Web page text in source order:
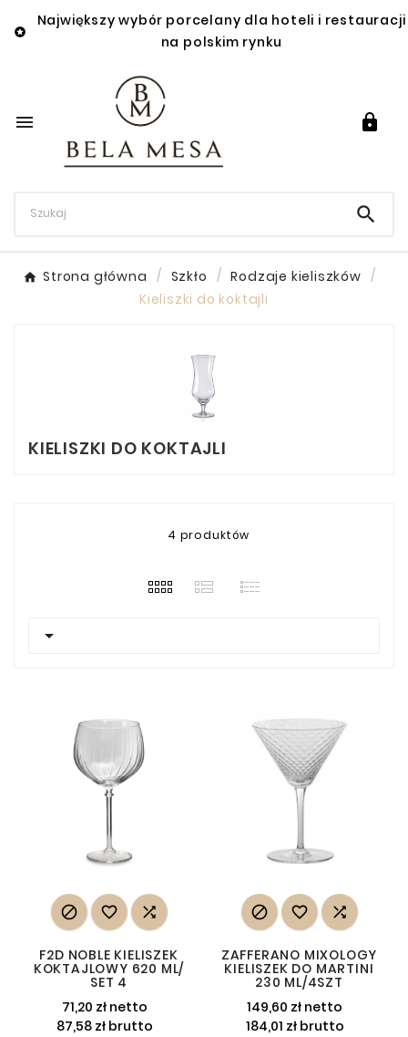

Największy wybór porcelany dla hoteli i restauracji
na polskim rynku
 

Strona główna Szkło
Rodzaje kieliszków
Kieliszki do koktajli
KIELISZKI DO KOKTAJLI
4 produktów

  
F2D NOBLE KIELISZEK
KOKTAJLOWY 620 ML/
SET 4
71,20 zł netto
87,58 zł brutto
  
ZAFFERANO MIXOLOGY
KIELISZEK DO MARTINI
230 ML/4SZT
149,60 zł netto
184,01 zł brutto